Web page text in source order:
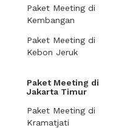
Paket Meeting di
Kembangan
Paket Meeting di
Kebon Jeruk
Paket Meeting di
Jakarta Timur
Paket Meeting di
Kramatjati